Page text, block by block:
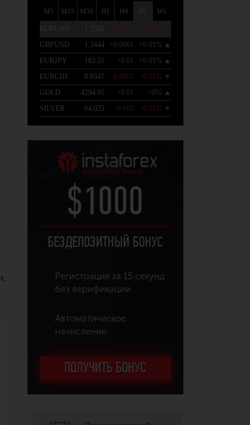
$1000
БЕЗДЕПОЗИТНЫЙ БОНУС
Регистрация за 15 секунд
без верификации
Автоматическое
начисление
ПОЛУЧИТЬ БОНУС